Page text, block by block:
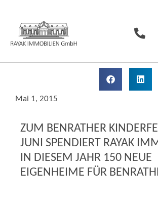
Mai 1, 2015
ZUM BENRATHER
JUNI SPENDIERT